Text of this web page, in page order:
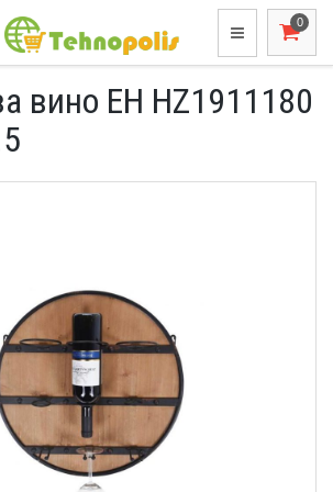
вино EH HZ1911180